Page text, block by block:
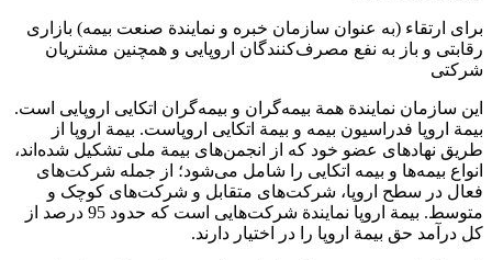
برای ارتقاء (به عنوان سازمان خبره و نمایندة صنعت بیمه) بازاری
رقابتی و باز به نفع مصرف‌کنندگان اروپایی و همچنین مشتریان
شرکتی
این سازمان نمایندة همة بیمه‌گران و بیمه‌گران اتکایی اروپایی است.
بیمة اروپا فدراسیون بیمه و بیمة اتکایی اروپاست. بیمة اروپا از
طریق نهادهای عضو خود که از انجمن‌های بیمة ملی تشکیل شده‌اند،
انواع بیمه‌ها و بیمه اتکایی را شامل می‌شود؛ از جمله شرکت‌های
فعال در سطح اروپا، شرکت‌های متقابل و شرکت‌های کوچک و
متوسط. بیمة اروپا نمایندة شرکت‌هایی است که حدود 95 درصد از
کل درآمد حق بیمة اروپا را در اختیار دارند.